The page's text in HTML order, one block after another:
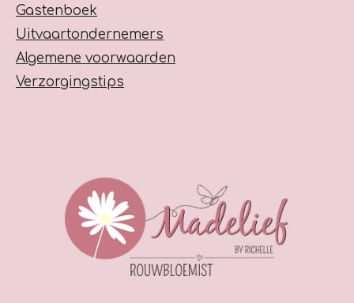
Gastenboek
Uitvaartondernemers
Algemene voorwaarden
Verzorgingstips